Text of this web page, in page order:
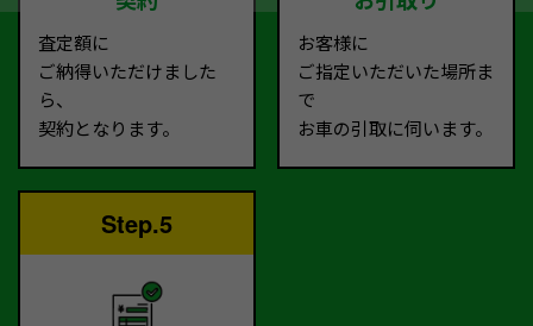
査定額に
ご納得いただけました
ら、
契約となります。
お客様に
ご指定いただいた場所ま
で
お車の引取に伺います。
Step.5